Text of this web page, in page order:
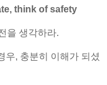
think of safety
을 생각하라.
우, 충분히 이해가 되셨